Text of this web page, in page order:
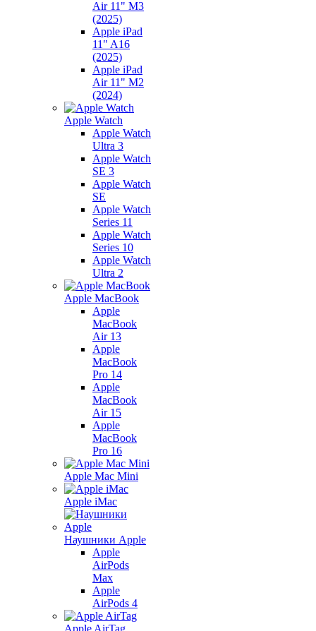
Air 11" M3
(2025)
Apple iPad
11" A16
(2025)
Apple iPad
Air 11" M2
(2024)
Apple Watch
Apple Watch
Ultra 3
Apple Watch
SE 3
Apple Watch
SE
Apple Watch
Series 11
Apple Watch
Series 10
Apple Watch
Ultra 2
Apple MacBook
Apple
MacBook
Air 13
Apple
MacBook
Pro 14
Apple
MacBook
Air 15
Apple
MacBook
Pro 16
Apple Mac Mini
Apple iMac
Наушники Apple
Apple
AirPods
Max
Apple
AirPods 4
Apple AirTag